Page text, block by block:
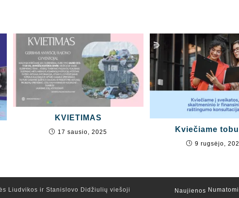
KVIETIMAS
17 sausio, 2025 Kviečiame
9 rugsėjo,
Naujienos
Liudvikos ir Stanislovo Didžiulių viešoji